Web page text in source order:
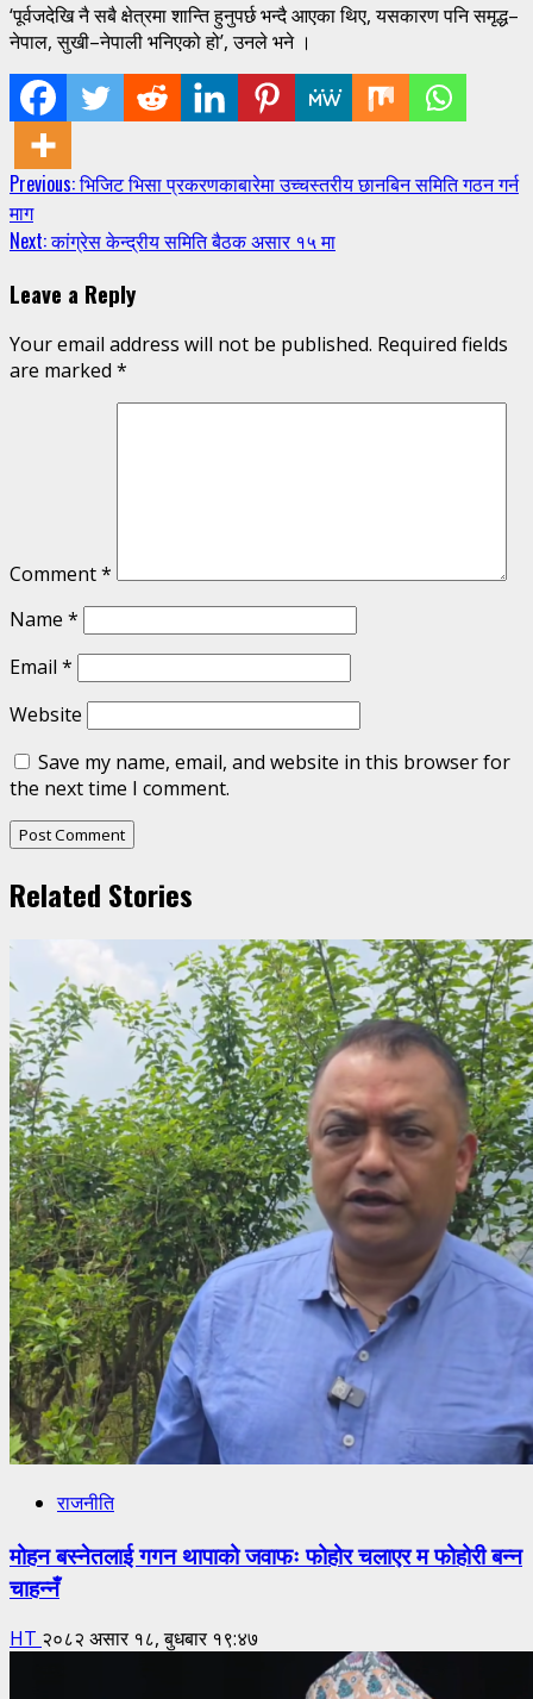
‘पूर्वजदेखि नै सबै क्षेत्रमा शान्ति हुनुपर्छ भन्दै आएका थिए, यसकारण पनि समृद्ध–
नेपाल, सुखी–नेपाली भनिएको हो’, उनले भने ।
Continue
Reading
Previous:भिजिट भिसा प्रकरणकाबारेमा उच्चस्तरीय छानबिन समिति गठन गर्न
माग
Next:कांग्रेस केन्द्रीय समिति बैठक असार १५ मा
Leave a Reply
Your email address will not be published. Required fields
are marked *
Comment*
Name *
Email *
Website
Save my name, email, and website in this browser for
the next time I comment.
Related Stories
राजनीति
मोहन बस्नेतलाई गगन थापाको जवाफः फोहोर चलाएर म फोहोरी बन्न
चाहन्नँ
HT २०८२ असार १८, बुधबार १९:४७